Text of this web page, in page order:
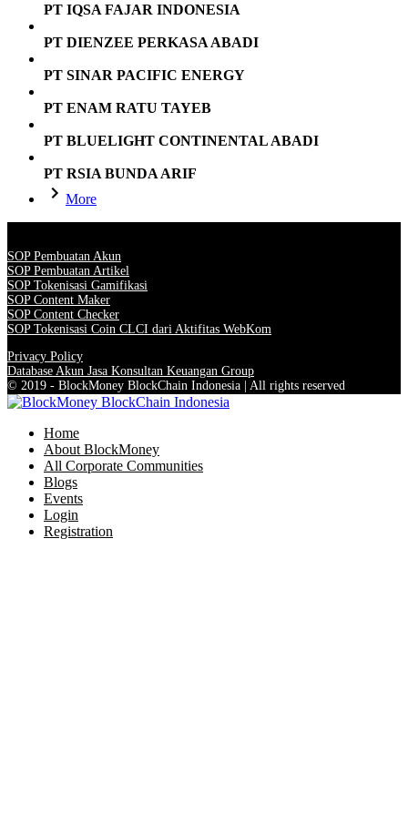
PT IQSA FAJAR INDONESIA
PT DIENZEE PERKASA ABADI
PT SINAR PACIFIC ENERGY
PT ENAM RATU TAYEB
PT BLUELIGHT CONTINENTAL ABADI
PT RSIA BUNDA ARIF
More
SOP Pembuatan Akun
SOP Pembuatan Artikel
SOP Tokenisasi Gamifikasi
SOP Content Maker
SOP Content Checker
SOP Tokenisasi Coin CLCI dari Aktifitas WebKom
Privacy Policy
Database Akun Jasa Konsultan Keuangan Group
© 2019 - BlockMoney BlockChain Indonesia | All rights reserved
Home
About BlockMoney
All Corporate Communities
Blogs
Events
Login
Registration